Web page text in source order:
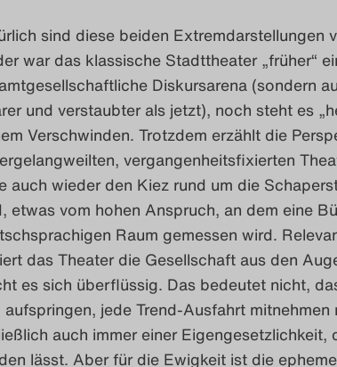
sind diese beiden Extremdarstellungen
war das klassische Stadttheater „früher“
Diskursarena (sondern
und verstaubter als jetzt), noch steht es
Verschwinden. Trotzdem erzählt die
vergangenheitsfixierten
auch wieder den Kiez rund um die
etwas vom hohen Anspruch, an dem eine
Raum gemessen wird.
das Theater die Gesellschaft aus den
es sich überflüssig. Das bedeutet nicht,
aufspringen, jede Trend-Ausfahrt
auch immer einer Eigengesetzlichkeit,
lässt. Aber für die Ewigkeit ist die